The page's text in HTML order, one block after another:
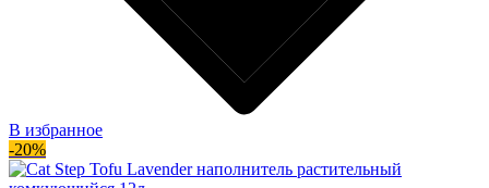
В избранное
-20%